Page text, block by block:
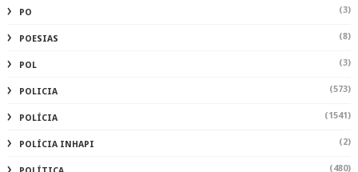
PO (3)
POESIAS (8)
POL (3)
POLICIA (573)
POLÍCIA (1541)
POLÍCIA INHAPI (2)
(480)